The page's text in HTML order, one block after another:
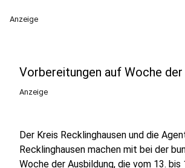
Anzeige
Vorbereitungen auf Woche der
Anzeige
Der Kreis Recklinghausen und die
Recklinghausen machen mit bei der
Woche der Ausbildung, die vom 13. bis